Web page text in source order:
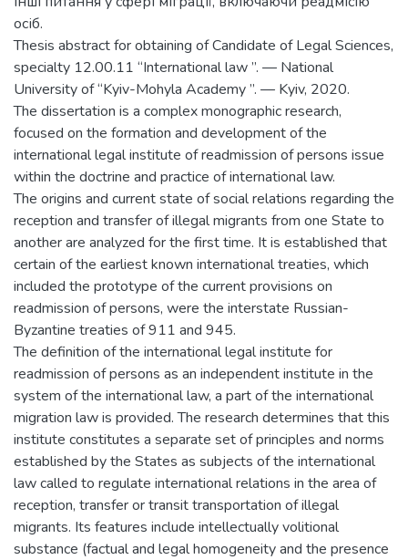
осіб.
Thesis abstract for obtaining of Candidate of Legal Sciences,
specialty 12.00.11 “International law ”. — National
University of “Kyiv-Mohyla Academy ”. — Kyiv, 2020.
The dissertation is a complex monographic research,
focused on the formation and development of the
international legal institute of readmission of persons issue
within the doctrine and practice of international law.
The origins and current state of social relations regarding the
reception and transfer of illegal migrants from one State to
another are analyzed for the first time. It is established that
certain of the earliest known international treaties, which
included the prototype of the current provisions on
readmission of persons, were the interstate Russian-
Byzantine treaties of 911 and 945.
The definition of the international legal institute for
readmission of persons as an independent institute in the
system of the international law, a part of the international
migration law is provided. The research determines that this
institute constitutes a separate set of principles and norms
established by the States as subjects of the international
law called to regulate international relations in the area of
reception, transfer or transit transportation of illegal
migrants. Its features include intellectually volitional
substance (factual and legal homogeneity and the presence